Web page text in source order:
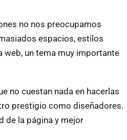
no nos preocupamos
espacios, estilos
web, un tema muy importante
no cuestan nada en hacerlas
prestigio como diseñadores.
de la página y mejor